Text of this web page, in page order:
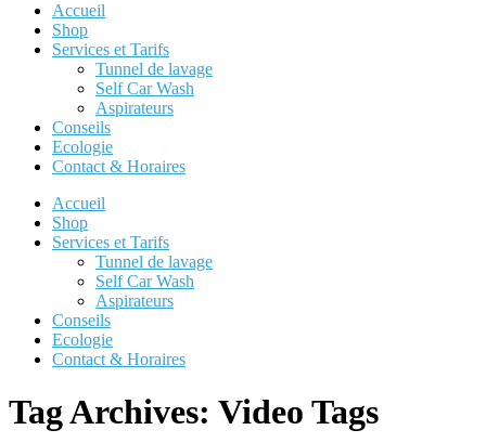
Accueil
Shop
Services et Tarifs
Tunnel de lavage
Self Car Wash
Aspirateurs
Conseils
Ecologie
Contact & Horaires
Accueil
Shop
Services et Tarifs
Tunnel de lavage
Self Car Wash
Aspirateurs
Conseils
Ecologie
Contact & Horaires
Tag Archives: Video Tags